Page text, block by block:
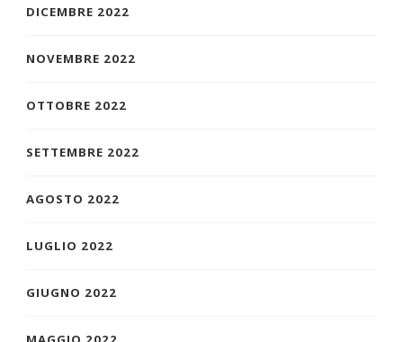
DICEMBRE 2022
NOVEMBRE 2022
OTTOBRE 2022
SETTEMBRE 2022
AGOSTO 2022
LUGLIO 2022
GIUGNO 2022